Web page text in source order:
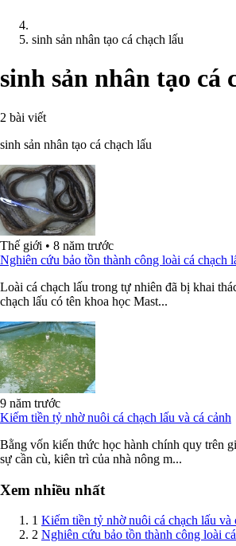
sinh sản nhân tạo cá chạch lấu
sinh sản nhân tạo cá
2 bài viết
sinh sản nhân tạo cá chạch lấu
Thế giới • 8 năm trước
Nghiên cứu bảo tồn thành công loài cá chạch
Loài cá chạch lấu trong tự nhiên đã bị khai
chạch lấu có tên khoa học Mast...
9 năm trước
Kiếm tiền tỷ nhờ nuôi cá chạch lấu và cá cảnh
Bằng vốn kiến thức học hành chính quy trên
sự cần cù, kiên trì của nhà nông m...
Xem nhiều nhất
1 Kiếm tiền tỷ nhờ nuôi cá chạch lấu và
2 Nghiên cứu bảo tồn thành công loài